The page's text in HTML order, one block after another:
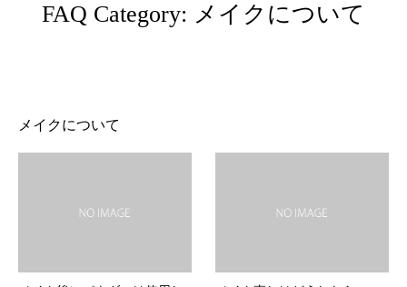
FAQ Category: メイクについて
メイクについて